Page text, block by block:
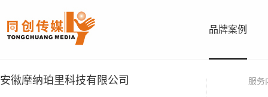
品牌案例
安徽摩纳珀里科技有限公司 服务